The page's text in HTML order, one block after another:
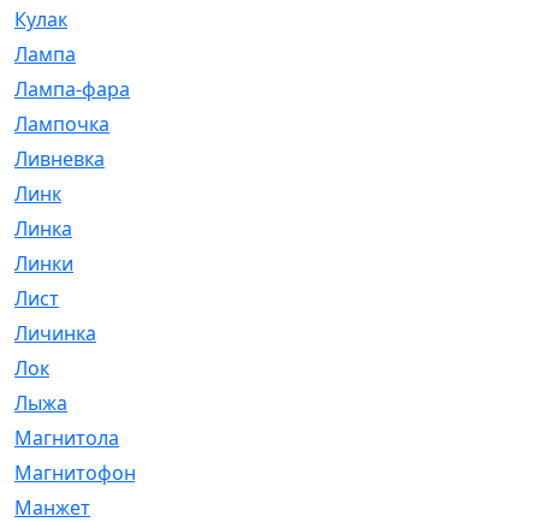
Кулак
Лампа
Лампа-фара
Лампочка
Ливневка
Линк
Линка
Линки
Лист
Личинка
Лок
Лыжа
Магнитола
Магнитофон
Манжет